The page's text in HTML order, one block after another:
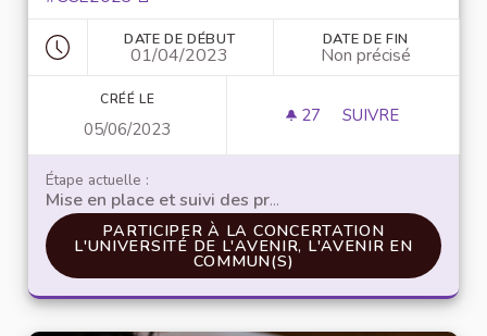
DATE DE DÉBUT
01/04/2023
DATE DE FIN
Non précisé
CRÉÉ LE
05/06/2023
27 27 ABONNÉS
SUIVRE
Étape actuelle :
Mise en place et suivi des propositions
PARTICIPER À LA CONCERTATION
PARTICIPER À LA CONCERTATION
L'UNIVERSITÉ DE L'AVENIR, L'AVENIR EN
COMMUN(S)